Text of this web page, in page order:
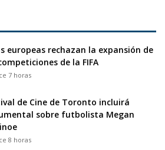
europeas rechazan la expansión de
de la FIFA
7 horas
de Cine de Toronto incluirá
sobre futbolista Megan
8 horas